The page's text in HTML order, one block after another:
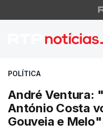
André
POLÍTICA
André Ventura:
António Costa
Gouveia e Melo"